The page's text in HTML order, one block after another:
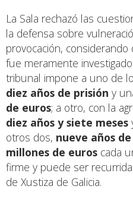
La Sala rechazó las
la defensa sobre
provocación,
fue meramente
tribunal impone a uno de
diez años de prisión y
de euros; a otro, con la
diez años y siete meses
otros dos, nueve años
millones de euros cada
firme y puede ser
de Xustiza de Galicia.